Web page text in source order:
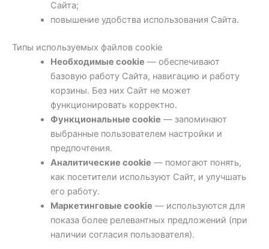
Сайта;
повышение удобства использования Сайта.
Типы используемых файлов cookie
Необходимые cookie — обеспечивают
базовую работу Сайта, навигацию и работу
корзины. Без них Сайт не может
функционировать корректно.
Функциональные cookie — запоминают
выбранные пользователем настройки и
предпочтения.
Аналитические cookie — помогают понять,
как посетители используют Сайт, и улучшать
его работу.
Маркетинговые cookie — используются для
показа более релевантных предложений (при
наличии согласия пользователя).